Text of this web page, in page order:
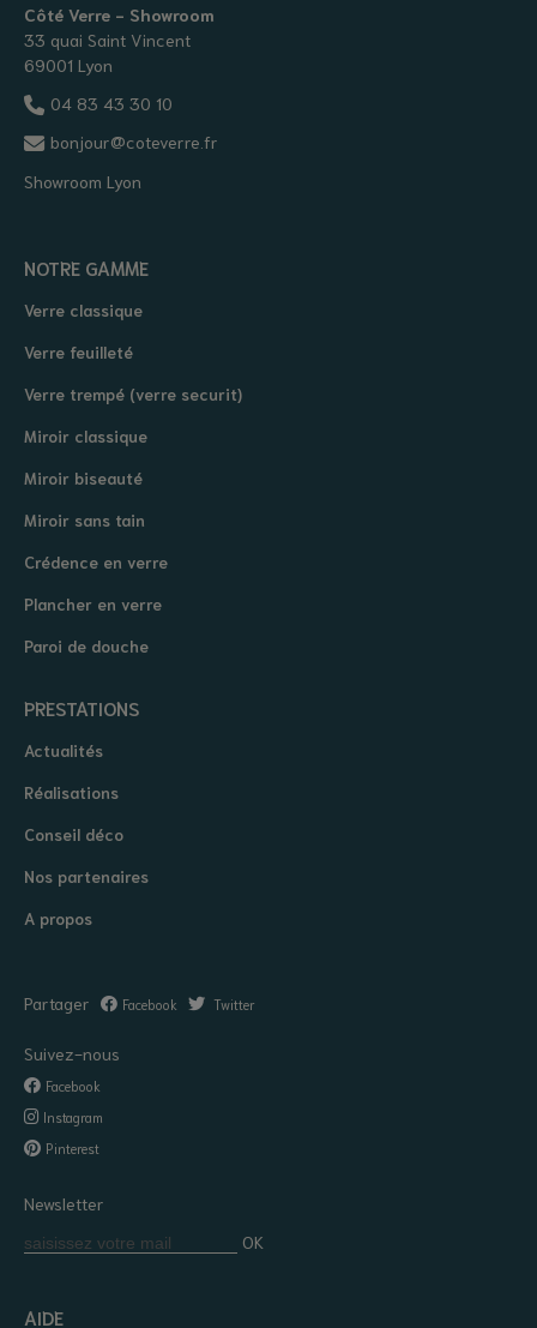
Côté Verre - Showroom
33 quai Saint Vincent
69001 Lyon
04 83 43 30 10
bonjour@coteverre.fr
Showroom Lyon
NOTRE GAMME
Verre classique
Verre feuilleté
Verre trempé (verre securit)
Miroir classique
Miroir biseauté
Miroir sans tain
Crédence en verre
Plancher en verre
Paroi de douche
PRESTATIONS
Actualités
Réalisations
Conseil déco
Nos partenaires
A propos
Partager Facebook Twitter
Suivez-nous
Facebook
Instagram
Pinterest
Newsletter
OK
AIDE